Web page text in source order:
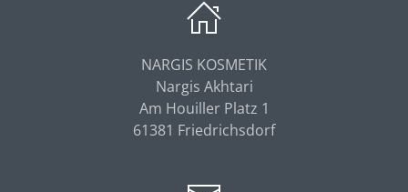
NARGIS KOSMETIK
Nargis Akhtari
Am Houiller Platz 1
61381 Friedrichsdorf